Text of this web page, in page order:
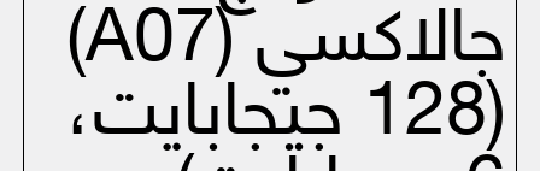
(128 جيجابايت،